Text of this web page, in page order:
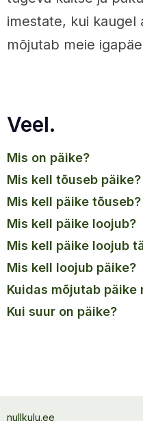
imestate, kui kaugel
mõjutab meie
Veel.
mis on päike?
mis kell tõuseb päike?
mis kell päike tõuseb?
mis kell päike loojub?
mis kell päike loojub
mis kell loojub päike?
kuidas mõjutab
kui suur on päike?
nullkulu.ee